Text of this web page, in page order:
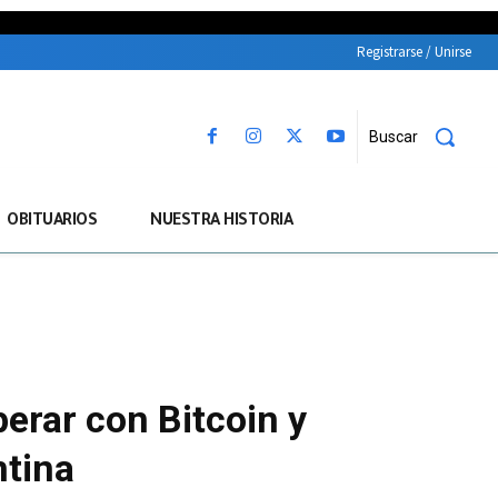
Registrarse / Unirse
Buscar
OBITUARIOS NUESTRA HISTORIA
con Bitcoin y